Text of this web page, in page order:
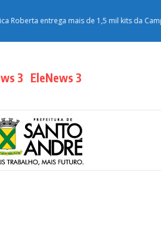
entrega mais de 1,5 mil kits da
3 EleNews 3